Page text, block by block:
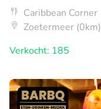
Caribbean Corner
Zoetermeer (0km)
Verkocht: 185